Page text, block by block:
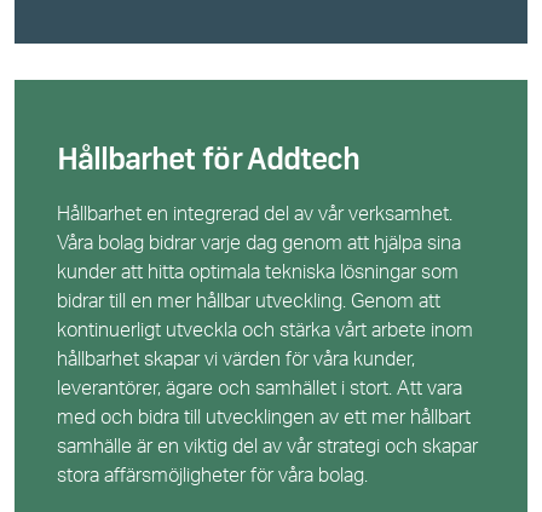
Hållbarhet för Addtech
Hållbarhet en integrerad del av vår verksamhet.
Våra bolag bidrar varje dag genom att hjälpa sina
kunder att hitta optimala tekniska lösningar som
bidrar till en mer hållbar utveckling. Genom att
kontinuerligt utveckla och stärka vårt arbete inom
hållbarhet skapar vi värden för våra kunder,
leverantörer, ägare och samhället i stort. Att vara
med och bidra till utvecklingen av ett mer hållbart
samhälle är en viktig del av vår strategi och skapar
stora affärsmöjligheter för våra bolag.